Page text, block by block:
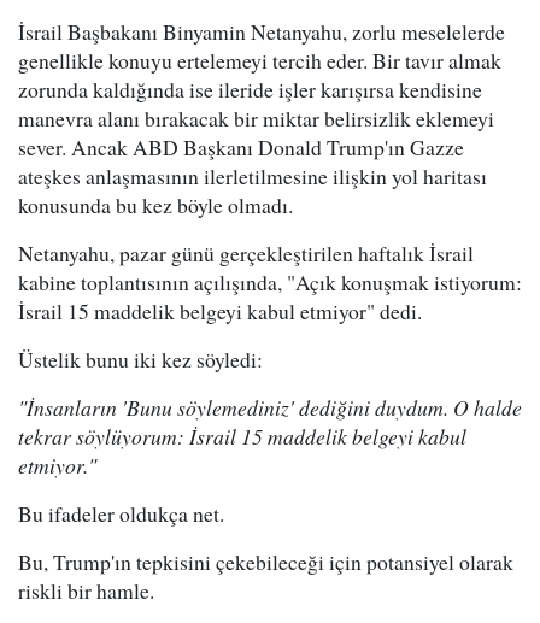
İsrail Başbakanı Binyamin Netanyahu, zorlu meselelerde
genellikle konuyu ertelemeyi tercih eder. Bir tavır almak
zorunda kaldığında ise ileride işler karışırsa kendisine
manevra alanı bırakacak bir miktar belirsizlik eklemeyi
sever. Ancak ABD Başkanı Donald Trump'ın Gazze
ateşkes anlaşmasının ilerletilmesine ilişkin yol haritası
konusunda bu kez böyle olmadı.
Netanyahu, pazar günü gerçekleştirilen haftalık İsrail
kabine toplantısının açılışında, "Açık konuşmak istiyorum:
İsrail 15 maddelik belgeyi kabul etmiyor" dedi.
Üstelik bunu iki kez söyledi:
"İnsanların 'Bunu söylemediniz' dediğini duydum. O halde
tekrar söylüyorum: İsrail 15 maddelik belgeyi kabul
etmiyor."
Bu ifadeler oldukça net.
Bu, Trump'ın tepkisini çekebileceği için potansiyel olarak
riskli bir hamle.